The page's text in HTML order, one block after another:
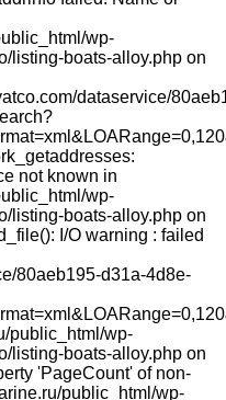
wp-
listing-boats-alloy.php on
dataservice/
not known in
wp-
listing-boats-alloy.php on
I/O warning : failed
80aeb195-d31a-4d8e-
public_html/wp-
listing-boats-alloy.php on
'PageCount' of non-
public_html/wp-